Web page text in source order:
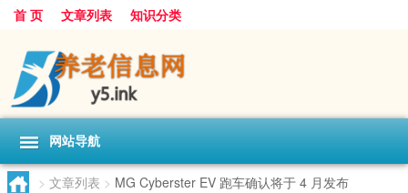
首 页 文章列表 知识分类
网站导航
> 文章列表 > MG Cyber​​ster EV 跑车确认将于 4 月发布